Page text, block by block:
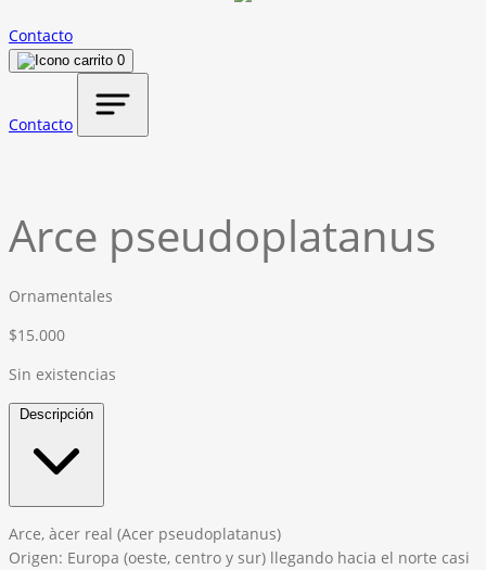
Contacto
0
Contacto
Arce pseudoplatanus
Ornamentales
$15.000
Sin existencias
Descripción
Arce, àcer real (Acer pseudoplatanus)
Origen: Europa (oeste, centro y sur) llegando hacia el norte casi